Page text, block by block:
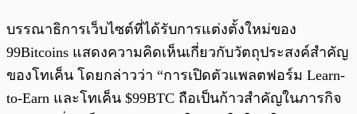
บรรณาธิการเว็บไซต์ที่ได้รับการแต่งตั้งใหม่ของ
99Bitcoins แสดงความคิดเห็นเกี่ยวกับวัตถุประสงค์สำคัญ
ของโทเค็น โดยกล่าวว่า “การเปิดตัวแพลตฟอร์ม Learn-
to-Earn และโทเค็น $99BTC ถือเป็นก้าวสำคัญในภารกิจ